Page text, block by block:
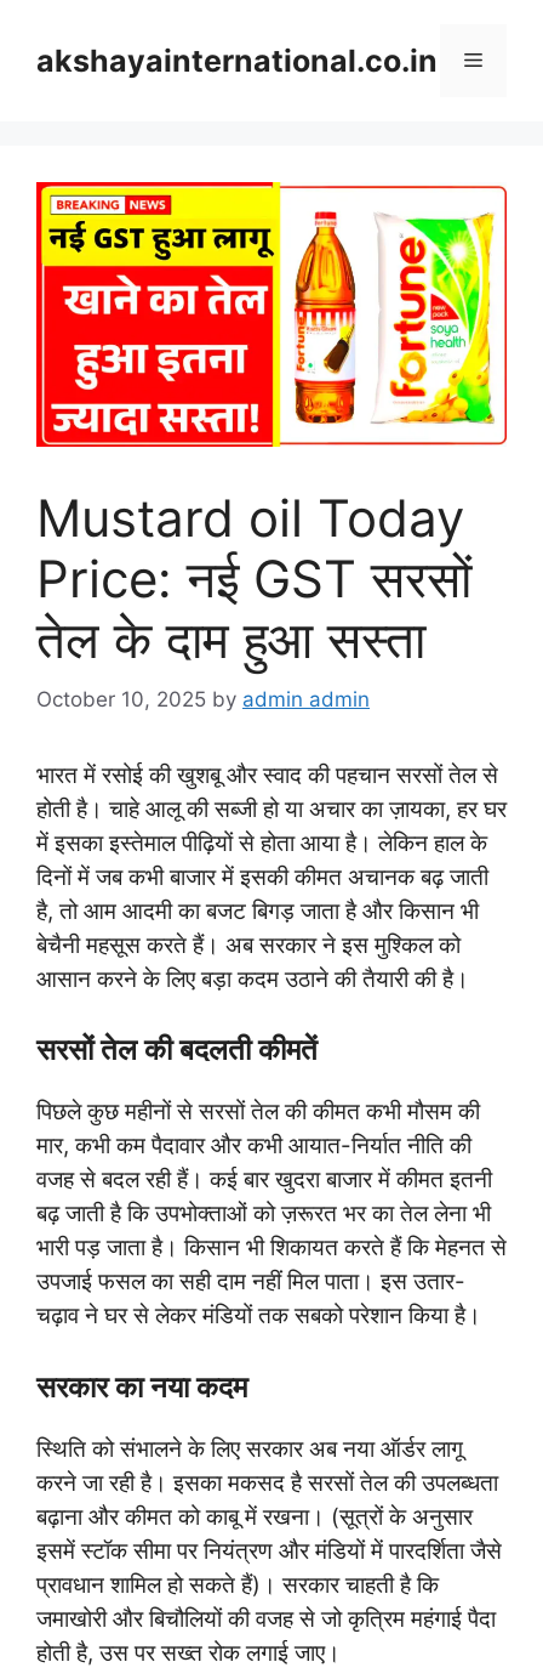
contentakshayainternational.co.in Menu
Mustard oil Today
Price: नई GST सरसों
तेल के दाम हुआ सस्ता
October 10, 2025 by admin admin
भारत में रसोई की खुशबू और स्वाद की पहचान सरसों तेल से
होती है। चाहे आलू की सब्जी हो या अचार का ज़ायका, हर घर
में इसका इस्तेमाल पीढ़ियों से होता आया है। लेकिन हाल के
दिनों में जब कभी बाजार में इसकी कीमत अचानक बढ़ जाती
है, तो आम आदमी का बजट बिगड़ जाता है और किसान भी
बेचैनी महसूस करते हैं। अब सरकार ने इस मुश्किल को
आसान करने के लिए बड़ा कदम उठाने की तैयारी की है।
सरसों तेल की बदलती कीमतें
पिछले कुछ महीनों से सरसों तेल की कीमत कभी मौसम की
मार, कभी कम पैदावार और कभी आयात-निर्यात नीति की
वजह से बदल रही हैं। कई बार खुदरा बाजार में कीमत इतनी
बढ़ जाती है कि उपभोक्ताओं को ज़रूरत भर का तेल लेना भी
भारी पड़ जाता है। किसान भी शिकायत करते हैं कि मेहनत से
उपजाई फसल का सही दाम नहीं मिल पाता। इस उतार-
चढ़ाव ने घर से लेकर मंडियों तक सबको परेशान किया है।
सरकार का नया कदम
स्थिति को संभालने के लिए सरकार अब नया ऑर्डर लागू
करने जा रही है। इसका मकसद है सरसों तेल की उपलब्धता
बढ़ाना और कीमत को काबू में रखना। (सूत्रों के अनुसार
इसमें स्टॉक सीमा पर नियंत्रण और मंडियों में पारदर्शिता जैसे
प्रावधान शामिल हो सकते हैं)। सरकार चाहती है कि
जमाखोरी और बिचौलियों की वजह से जो कृत्रिम महंगाई पैदा
होती है, उस पर सख्त रोक लगाई जाए।